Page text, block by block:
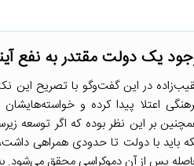
یک دولت مقتدر به نفع
در این گفت‌وگو با تصریح این
اعتلا پیدا کرده و
بر این نظر بوده که اگر توسعه
باید با دولت تا حدودی همراهی
پس از آن دموکراسی محقق می‌شود.